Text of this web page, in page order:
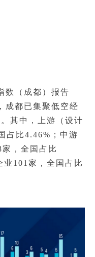
数（成都）报告
成都已集聚低空经
其中，上游（设计
占比4.46%；中游
家，全国占比
101家，全国占比